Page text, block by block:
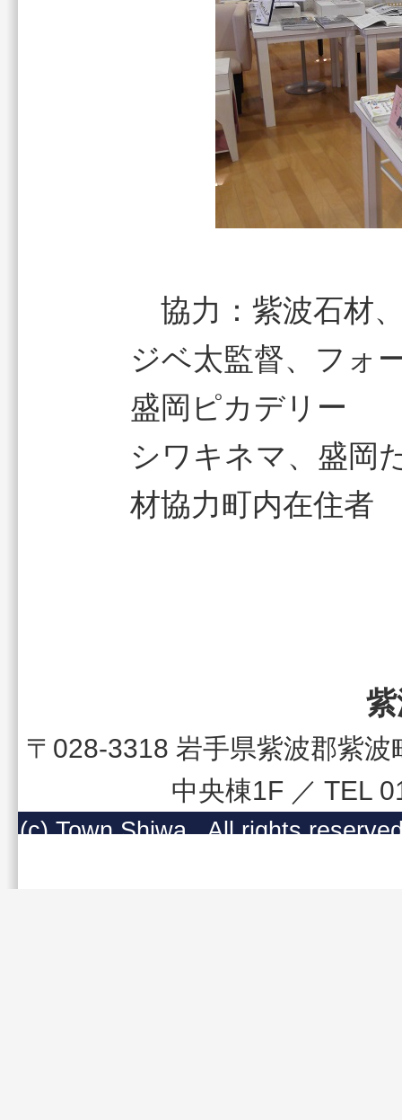
協力：紫波石材
ジベ太監督、フォ
盛岡ピカデリー
シワキネマ、盛岡
材協力町内在住者
〒028-3318 岩手県紫波郡紫
中央棟1F ／ TEL
(c) Town Shiwa , All rights